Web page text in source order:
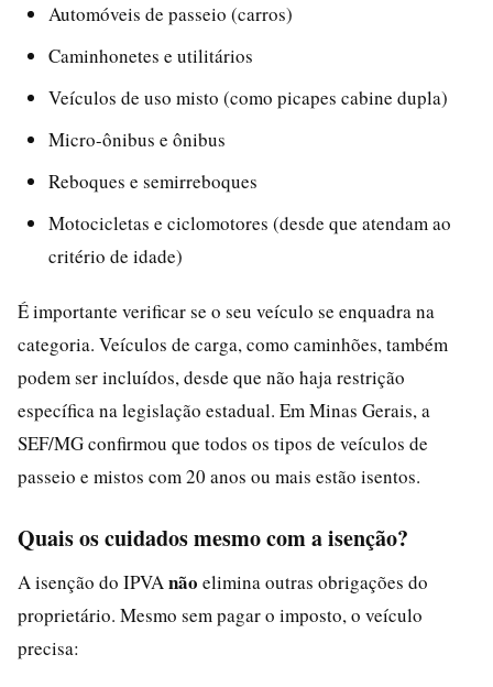
Automóveis de passeio (carros)
Caminhonetes e utilitários
Veículos de uso misto (como picapes cabine dupla)
Micro-ônibus e ônibus
Reboques e semirreboques
Motocicletas e ciclomotores (desde que atendam ao
critério de idade)
É importante verificar se o seu veículo se enquadra na
categoria. Veículos de carga, como caminhões, também
podem ser incluídos, desde que não haja restrição
específica na legislação estadual. Em Minas Gerais, a
SEF/MG confirmou que todos os tipos de veículos de
passeio e mistos com 20 anos ou mais estão isentos.
Quais os cuidados mesmo com a isenção?
A isenção do IPVA não elimina outras obrigações do
proprietário. Mesmo sem pagar o imposto, o veículo
precisa: